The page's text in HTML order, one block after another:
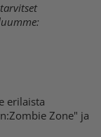
erilaista
Zone" ja